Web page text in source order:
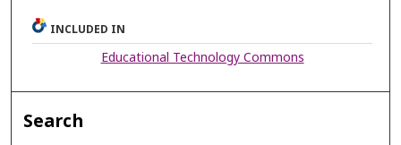
INCLUDED IN
Educational Technology Commons
Search